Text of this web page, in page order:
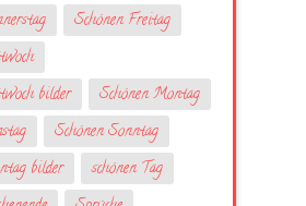
Schönen Freitag
bilder
Schönen Montag
Schönen Sonntag
bilder
schönen Tag